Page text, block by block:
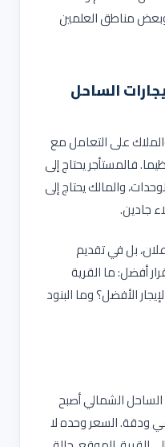
وبعض مناطق العلمين
الساحل
على التعامل مع
فالمستأجر يحتاج إلى
والمالك يحتاج إلى
جادين.
بل في تقديم
أفضل: ما القرية
الأفضل؟ وما البنود
الشمالي أصبح
ودقة. السعر وحده لا